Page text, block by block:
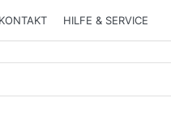
KONTAKT HILFE & SERVICE
automatisch